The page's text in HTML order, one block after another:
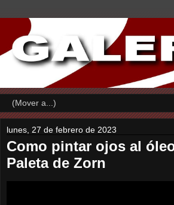
lunes, 27 de febrero de 2023
Como pintar ojos al
Paleta de Zorn